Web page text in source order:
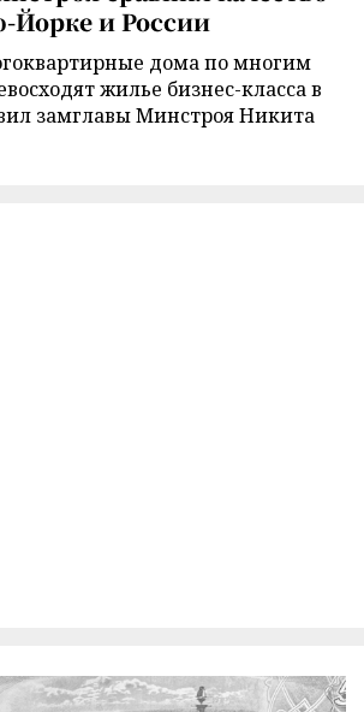
и России
дома по многим
жилье бизнес-класса в
замглавы Минстроя Никита